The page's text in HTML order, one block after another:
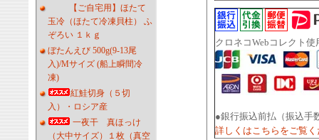
【ご自宅用】ほたて
玉冷（ほたて冷凍貝柱） ふ
ぞろい １ｋｇ
ぼたんえび 500g(9-13尾
入)/Mサイズ (船上瞬間冷
凍)
紅鮭切身（５切
入）・ロシア産
一夜干 真ほっけ
（大中サイズ）１枚（真空
クロネコWebコレクト
●銀行振込前払（振込手
詳しくはこちらをご覧く